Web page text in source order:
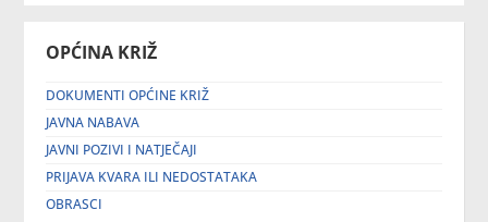
OPĆINA KRIŽ
DOKUMENTI OPĆINE KRIŽ
JAVNA NABAVA
JAVNI POZIVI I NATJEČAJI
PRIJAVA KVARA ILI NEDOSTATAKA
OBRASCI